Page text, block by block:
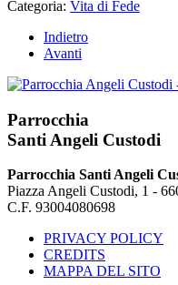
Categoria: Vita di Fede
Indietro
Avanti
Parrocchia
Santi Angeli Custodi
Parrocchia Santi Angeli
Piazza Angeli Custodi, 1 -
C.F. 93004080698
PRIVACY POLICY
CREDITS
MAPPA DEL SITO